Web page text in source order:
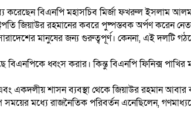
করেছেন বিএনপি মহাসচিব মির্জা ফখরুল ইসলাম
জিয়াউর রহমানের কবরে পুষ্পস্তবক অর্পণ করেন
মানুষের জন্য গুরুত্বপূর্ণ। কেননা, এই দলটি
বিএনপিকে ধ্বংস করার। কিন্তু বিএনপি ফিনিক্স
একদলীয় শাসন ব্যবস্থা থেকে জিয়াউর রহমান আবার
মধ্যে রাজনৈতিক পরিবর্তন এনেছিলেন,